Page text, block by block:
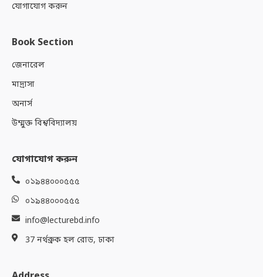
যোগাযোগ করুন
Book Section
জেনারেল
মাদ্রাসা
অনার্স
উম্মুক্ত বিশ্ববিদ্যালয়
যোগাযোগ করুন
০১৯৪৪০০০৫৫৫
০১৯৪৪০০০৫৫৫
info@lecturebd.info
37 নর্থব্রুক হল রোড, ঢাকা